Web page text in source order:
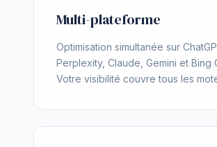
Multi-plateforme
Optimisation simultanée sur
Perplexity, Claude, Gemini et Bing
Votre visibilité couvre tous les